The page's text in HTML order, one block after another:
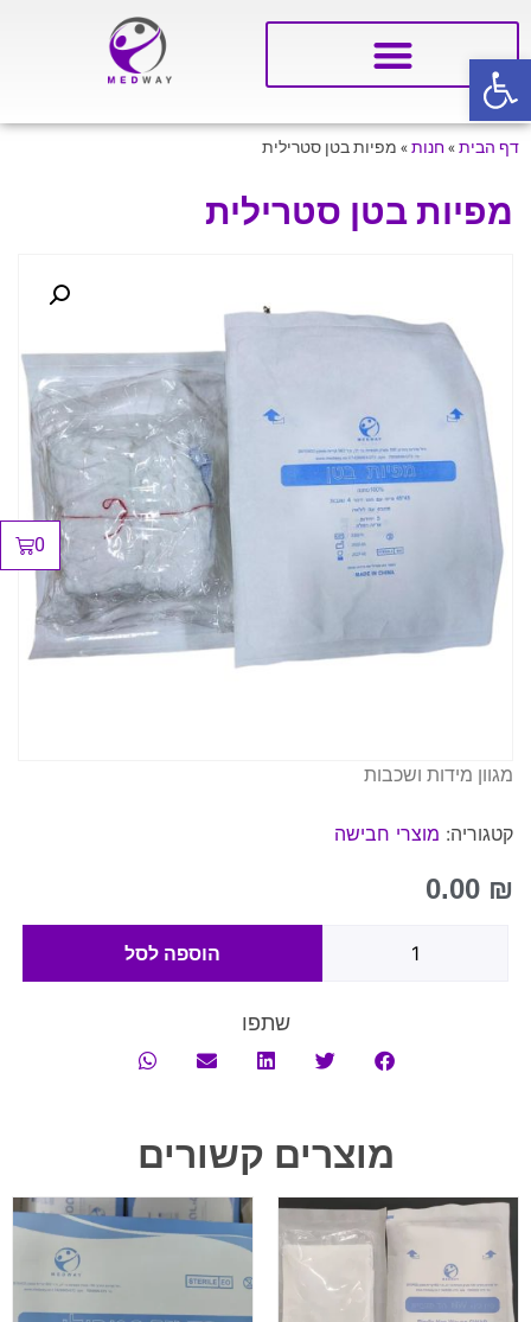
פתח סרגל נגישות
0
דף הבית»חנות» מפיות בטן סטרילית
מפיות בטן סטרילית
מגוון מידות ושכבות
קטגוריה: מוצרי חבישה
0.00 ₪
הוספה לסל
שתפו
מוצרים קשורים